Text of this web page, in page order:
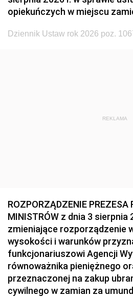
1926 1925
1923 1922
opiekuńczych w miejscu
Dziennik Ustaw rok 2026 poz.
REKLAMA
ROZPORZĄDZENIE PREZESA
MINISTRÓW z dnia 3 sierpnia
zmieniające rozporządzenie
wysokości i warunków
funkcjonariuszowi Agencji
równoważnika pieniężnego
przeznaczonej na zakup
cywilnego w zamian za